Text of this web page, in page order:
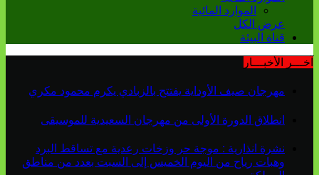
الموارد المائية
عرض الكل
قناة البيئة
آخـــر الأخبـــار
مهرجان صيف الأوداية يفتتح بالزبادي يكرم محمود مكري
انطلاق الدورة الأولى من مهرجان السعيدية للموسيقى
نشرة انذارية : موجة حر وزخات رعدية مع تساقط البرد
وهبات رياح من اليوم الخميس إلى السبت بعدد من مناطق